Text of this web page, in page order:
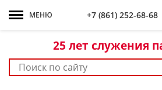
+7 861 252-68-68
25 лет служения
МЕНЮ +7 (861) 252-68-68